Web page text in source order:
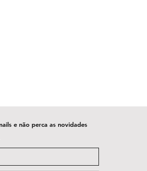
e não perca as novidades